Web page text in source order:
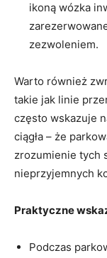
ikoną wózka
zezwoleniem.
Warto również
takie jak linie
często wskazuje
ciągła – że
zrozumienie tych
nieprzyjemnych
Praktyczne
Podczas